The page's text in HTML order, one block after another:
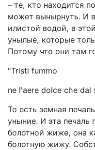
– те, кто находится
может вынырнуть. И
илистой водой, в
унылые, которые
Потому что они там
"Tristi fummo
ne l'aere dolce che dal
То есть земная
уныние. И эта печаль
болотной жиже, она
болотную жижу.